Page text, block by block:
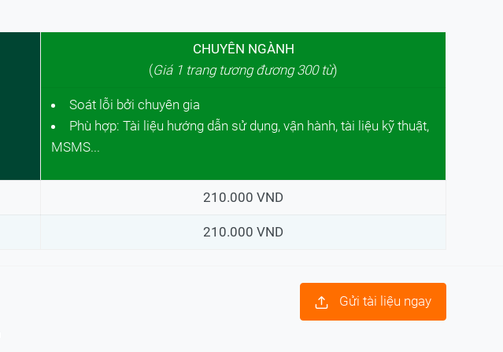
CHUYÊN NGÀNH
(Giá 1 trang tương đương 300 từ)
Soát lỗi bởi chuyên gia
Phù hợp: Tài liệu hướng dẫn sử dụng, vận hành, tài liệu kỹ thuật,
MSMS...
210.000 VND
210.000 VND
Gửi tài liệu ngay